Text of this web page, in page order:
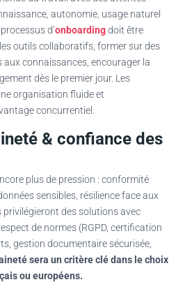
autonomie, usage naturel
d’onboardingdoit être
outils collaboratifs, former sur des
connaissances, encourager la
dès le premier jour. Les
organisation fluide et
concurrentiel.
& confiance des
plus de pression : conformité
sensibles, résilience face aux
des solutions avec
de normes (RGPD, certification
gestion documentaire sécurisée,
sera un critère clé dans le choix
ou européens.